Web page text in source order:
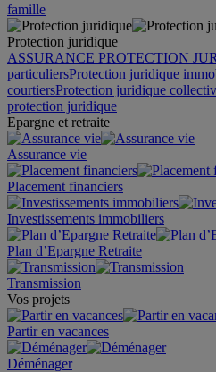
famille
Protection juridique
ASSURANCE PROTECTION
particuliersProtection juridique
courtiersProtection juridique
protection juridique
Epargne et retraite
Assurance vie
Placement financiers
Investissements immobiliers
Plan d’Epargne Retraite
Transmission
Vos projets
Partir en vacances
Déménager